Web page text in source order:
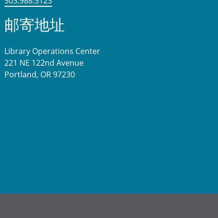
邮寄地址
Library Operations Center
221 NE 122nd Avenue
Portland, OR 97230